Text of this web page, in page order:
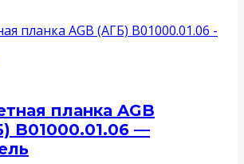
планка AGB
B01000.01.06 —